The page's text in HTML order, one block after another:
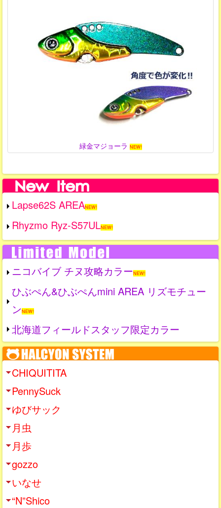
緑金マジョーラ NEW!
Lapse62S AREANEW!
Rhyzmo Ryz-S57ULNEW!
ニコバイブ チヌ攻略カラーNEW!
ひぶぺん&ひぶぺんmini AREA リズモチュー
ンNEW!
北海道フィールドスタッフ限定カラー
CHIQUITITA
PennySuck
ゆびサック
月虫
月歩
gozzo
いなせ
“N”Shico